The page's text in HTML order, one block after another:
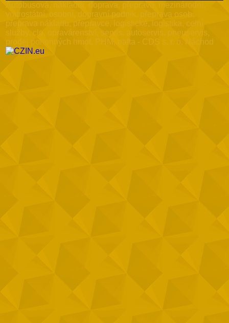
Autobusová, nákladní, doprava, přeprava, mezinárodní,
vnitrostátní, osobní, dopravní podnik, přeprava osob,
přeprava nákladu, přepravce, logistické, logistika, celní
služby, clo, opravárenství, servis, autoservis, pneuservis,
prodej pohonných hmot, PHM, nafta - CDS s. r. o. Náchod